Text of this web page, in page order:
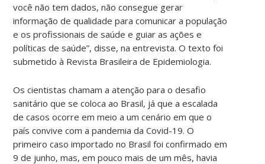
você não tem dados, não consegue gerar
informação de qualidade para comunicar a população
e os profissionais de saúde e guiar as ações e
políticas de saúde”, disse, na entrevista. O texto foi
submetido à Revista Brasileira de Epidemiologia.
Os cientistas chamam a atenção para o desafio
sanitário que se coloca ao Brasil, já que a escalada
de casos ocorre em meio a um cenário em que o
país convive com a pandemia da Covid-19. O
primeiro caso importado no Brasil foi confirmado em
9 de junho, mas, em pouco mais de um mês, havia